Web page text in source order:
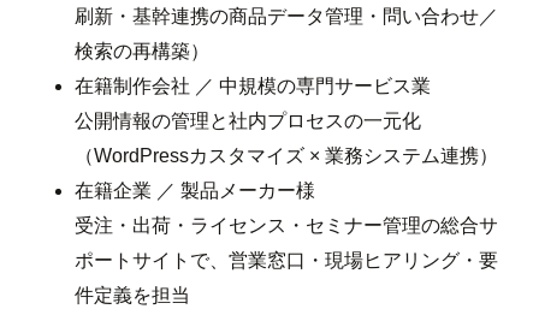
刷新・基幹連携の商品データ管理・問い合わせ／
検索の再構築）
在籍制作会社 ／ 中規模の専門サービス業
公開情報の管理と社内プロセスの一元化
（WordPressカスタマイズ × 業務システム連携）
在籍企業 ／ 製品メーカー様
受注・出荷・ライセンス・セミナー管理の総合サ
ポートサイトで、営業窓口・現場ヒアリング・要
件定義を担当